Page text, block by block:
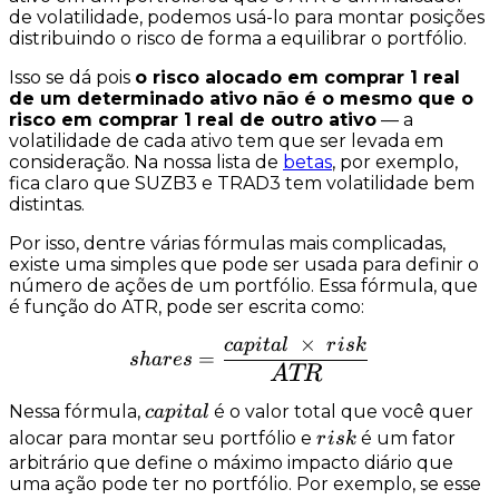
de volatilidade, podemos usá-lo para montar posições
distribuindo o risco de forma a equilibrar o portfólio.
Isso se dá pois o risco alocado em comprar 1 real
de um determinado ativo não é o mesmo que o
risco em comprar 1 real de outro ativo — a
volatilidade de cada ativo tem que ser levada em
consideração. Na nossa lista de betas, por exemplo,
fica claro que SUZB3 e TRAD3 tem volatilidade bem
distintas.
Por isso, dentre várias fórmulas mais complicadas,
existe uma simples que pode ser usada para definir o
número de ações de um portfólio. Essa fórmula, que
é função do ATR, pode ser escrita como:
shares = \frac{{capital}
shares =
ATR
capital × risk
Nessa fórmula, capital
capital é o valor total que você quer
alocar para montar seu portfólio e risk
risk é um fator
arbitrário que define o máximo impacto diário que
uma ação pode ter no portfólio. Por exemplo, se esse